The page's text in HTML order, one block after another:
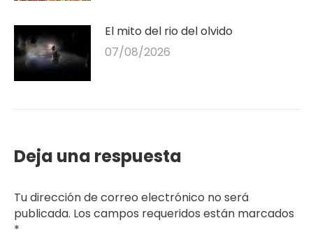
El mito del rio del olvido
07/08/2026
Deja una respuesta
Tu dirección de correo electrónico no será
publicada. Los campos requeridos están marcados
*